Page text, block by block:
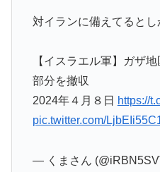
対イランに備えてると
【イスラエル軍】ガザ
部分を撤収
2024年４月８日 https://
pic.twitter.com/
— くまさん